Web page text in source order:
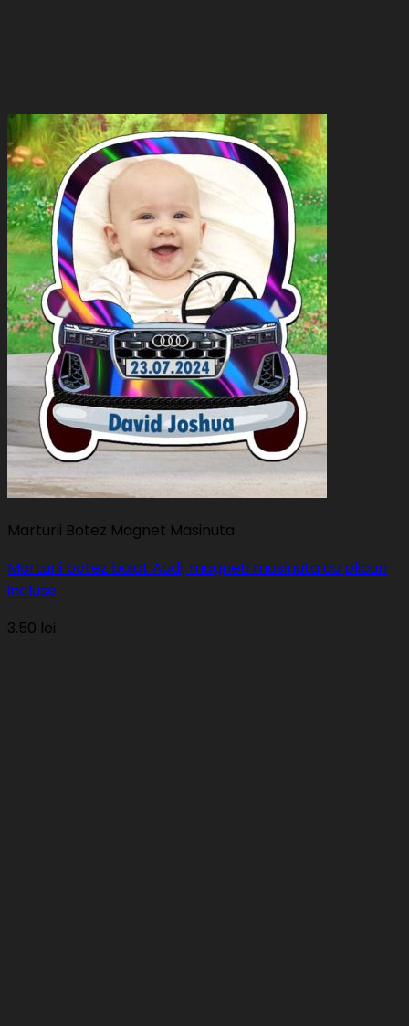
Marturii Botez Magnet Masinuta
Marturii botez baiat Audi, magneti masinuta cu plicuri
incluse
3.50 lei